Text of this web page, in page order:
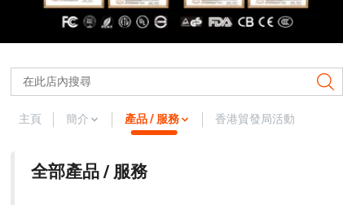
主頁 簡介 產品 / 服務 香港貿發局活動
全部產品 / 服務